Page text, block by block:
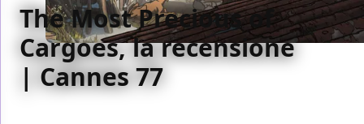
The Most Precious of
Cargoes, la recensione
| Cannes 77